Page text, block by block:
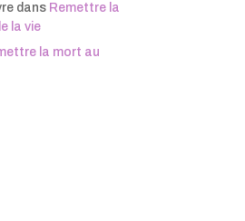
dans Remettre la
la vie
la mort au